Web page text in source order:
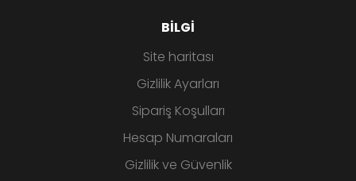
BILGI
Site haritası
Gizlilik Ayarları
Sipariş Koşulları
Hesap Numaraları
Gizlilik ve Güvenlik